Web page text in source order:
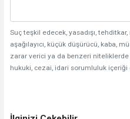
Suç teşkil edecek, yasadışı,
aşağılayıcı, küçük düşürücü, kaba,
zarar verici ya da benzeri
hukuki, cezai, idari sorumluluk içeriği